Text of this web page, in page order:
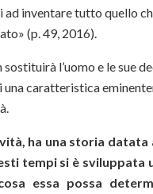
ad inventare tutto quello
(p. 49, 2016).
l’uomo e le sue
una caratteristica
ha una storia datata
tempi si è sviluppata
essa possa